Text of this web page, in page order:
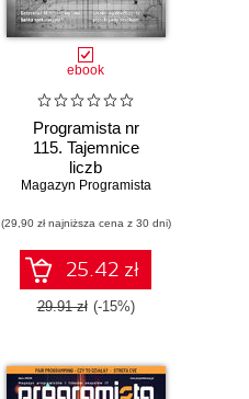
ebook
Programista nr
115. Tajemnice
liczb
zmiennoprzecinkowych
Magazyn Programista
(29,90 zł najniższa cena z 30 dni)
25.42 zł
29.91 zł (-15%)